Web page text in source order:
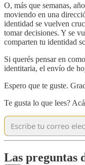
O, más que semanas,
moviendo en una
identidad se vuelven
tomar decisiones. Y se
comparten tu identidad
Si querés pensar en
identitaria, el envío de
Espero que te guste.
Te gusta lo que lees?
Las preguntas